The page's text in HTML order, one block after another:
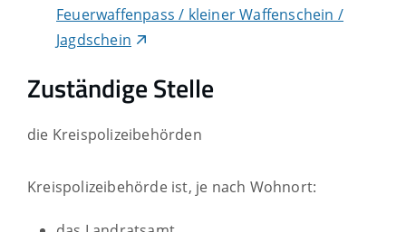
Feuerwaffenpass / kleiner Waffenschein /
Jagdschein
Zuständige Stelle
die Kreispolizeibehörden
Kreispolizeibehörde ist, je nach Wohnort: